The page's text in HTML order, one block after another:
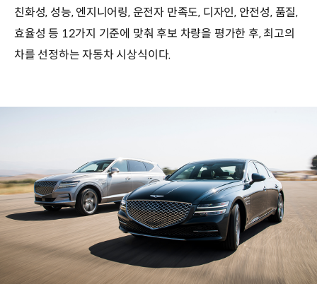
친화성, 성능, 엔지니어링, 운전자 만족도, 디자인, 안전성, 품질,
효율성 등 12가지 기준에 맞춰 후보 차량을 평가한 후, 최고의
차를 선정하는 자동차 시상식이다.